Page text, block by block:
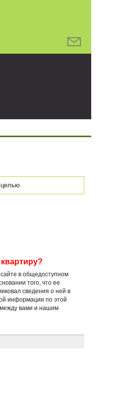
в общедоступном
того, что ее
сведения о ней в
информации по этой
между вами и нашим